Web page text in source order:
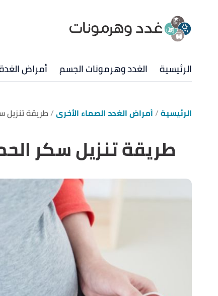
الرئيسية الغدد وهرمونات الجسم أمراض
الرئيسية أمراض الغدد الصماء الأخرى طريقة تنزيل
طريقة تنزيل سكر